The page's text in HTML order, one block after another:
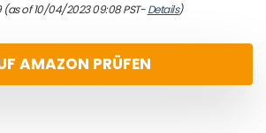
(as of 10/04/2023 09:08 PST-Details)
AMAZON PRÜFEN